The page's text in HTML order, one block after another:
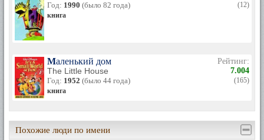
Год: 1990 (было 82 года)
книга
(12)
Маленький дом
The Little House
Год: 1952 (было 44 года)
книга
Рейтинг:
7.004
(165)
Похожие люди по имени